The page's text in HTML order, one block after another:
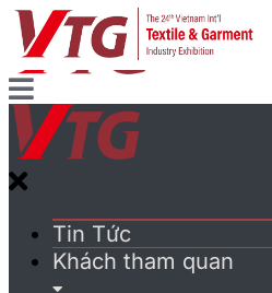
Tin Tức
Khách tham quan